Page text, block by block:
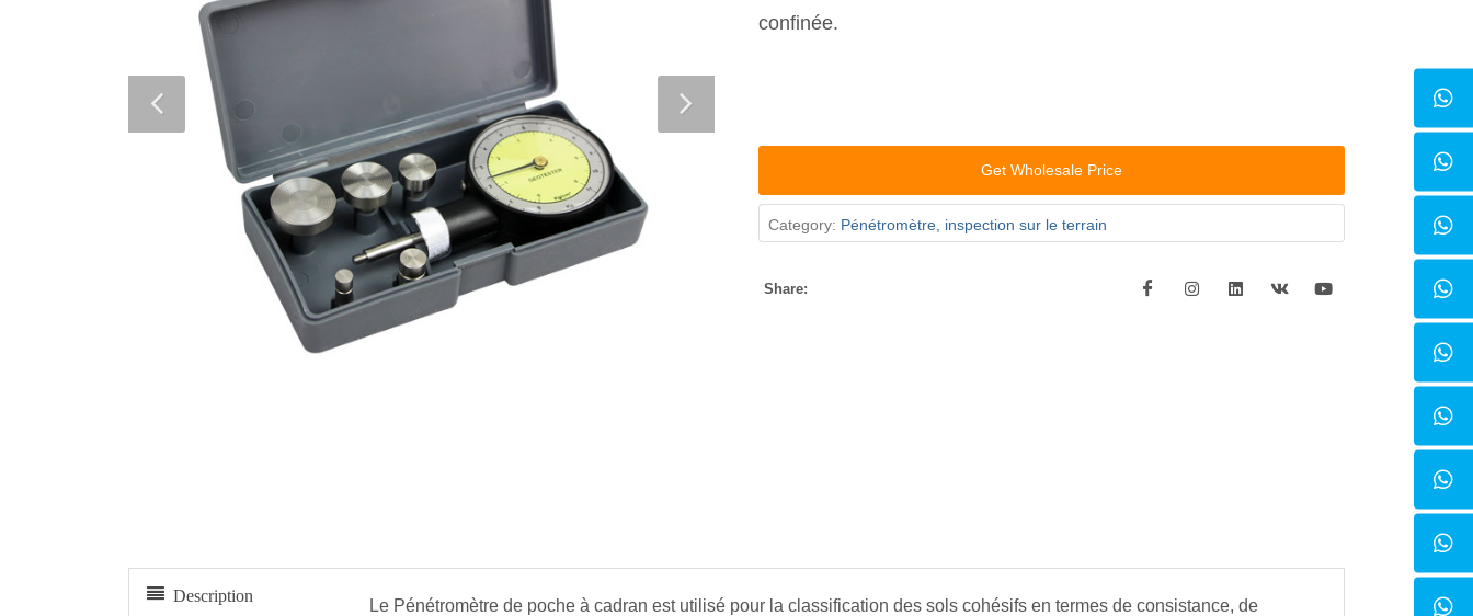
confinée.
Get Wholesale Price
Category: Pénétromètre, inspection sur le terrain
Share:
Description
Le Pénétromètre de poche à cadran est utilisé pour la classification des sols cohésifs en termes de consistance, de